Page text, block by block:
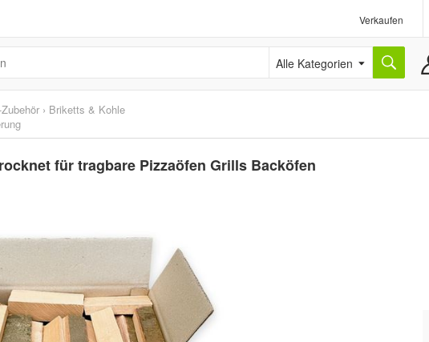
Verkaufen
Alle Kategorien
› Briketts & Kohle
für tragbare Pizzaöfen Grills Backöfen